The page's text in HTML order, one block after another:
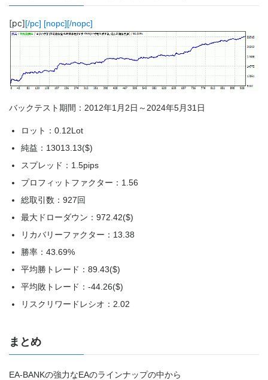
[pc][/pc] [nopc][/nopc]
バックテスト期間：2012年1月2日～2024年5月31日
ロット：0.12Lot
純益：13013.13($)
スプレッド：1.5pips
プロフィットファクター：1.56
総取引数：927回
最大ドローダウン：972.42($)
リカバリーファクター：13.38
勝率：43.69%
平均勝トレード：89.43($)
平均敗トレード：-44.26($)
リスクリワードレシオ：2.02
まとめ
EA-BANKの強力なEAのラインナップの中から